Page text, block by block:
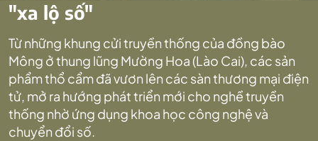
"xa lộ số"
Từ những khung cửi truyền thống của đồng bào
Mông ở thung lũng Mường Hoa (Lào Cai), các sản
phẩm thổ cẩm đã vươn lên các sàn thương mại điện
tử, mở ra hướng phát triển mới cho nghề truyền
thống nhờ ứng dụng khoa học công nghệ và
chuyển đổi số.